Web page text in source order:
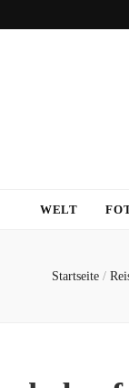
WELT
Startseite /